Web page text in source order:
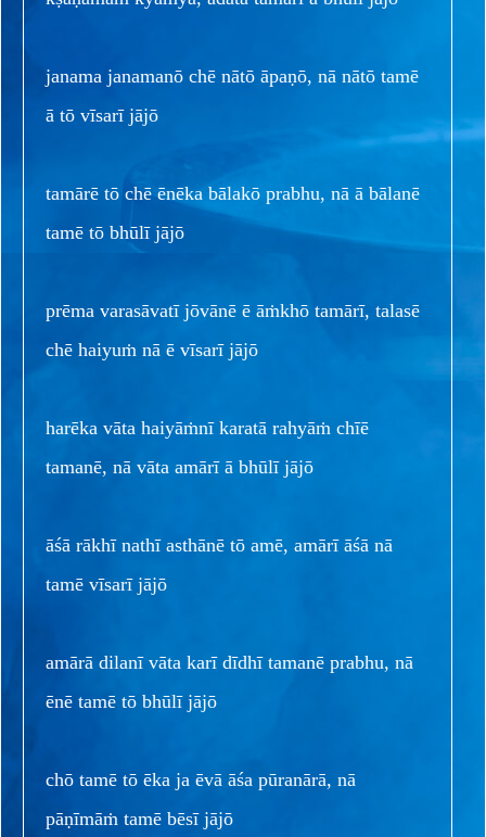
janama janamanō chē nātō āpaṇō, nā nātō tamē
ā tō vīsarī jājō
tamārē tō chē ēnēka bālakō prabhu, nā ā bālanē
tamē tō bhūlī jājō
prēma varasāvatī jōvānē ē āṁkhō tamārī, talasē
chē haiyuṁ nā ē vīsarī jājō
harēka vāta haiyāṁnī karatā rahyāṁ chīē
tamanē, nā vāta amārī ā bhūlī jājō
āśā rākhī nathī asthānē tō amē, amārī āśā nā
tamē vīsarī jājō
amārā dilanī vāta karī dīdhī tamanē prabhu, nā
ēnē tamē tō bhūlī jājō
chō tamē tō ēka ja ēvā āśa pūranārā, nā
pāṇīmāṁ tamē bēsī jājō